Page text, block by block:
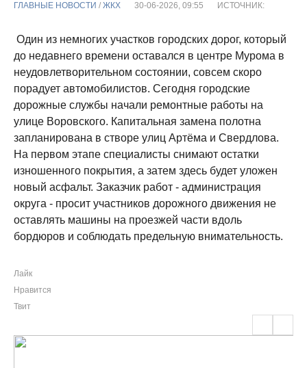
ГЛАВНЫЕ НОВОСТИ / ЖКХ 30-06-2026, 09:55 ИСТОЧНИК:
Один из немногих участков городских дорог, который
до недавнего времени оставался в центре Мурома в
неудовлетворительном состоянии, совсем скоро
порадует автомобилистов. Сегодня городские
дорожные службы начали ремонтные работы на
улице Воровского. Капитальная замена полотна
запланирована в створе улиц Артёма и Свердлова.
На первом этапе специалисты снимают остатки
изношенного покрытия, а затем здесь будет уложен
новый асфальт. Заказчик работ - администрация
округа - просит участников дорожного движения не
оставлять машины на проезжей части вдоль
бордюров и соблюдать предельную внимательность.
Лайк
Нравится
Твит